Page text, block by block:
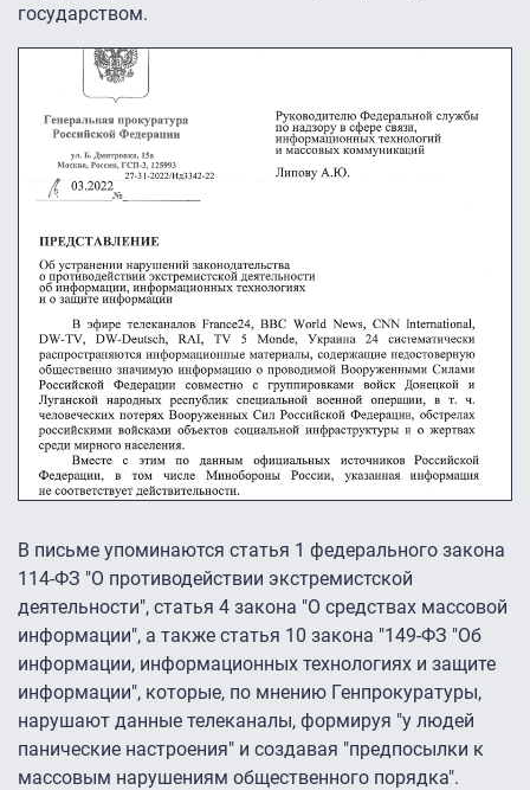
государством.
В письме упоминаются статья 1 федерального закона
114-ФЗ "О противодействии экстремистской
деятельности", статья 4 закона "О средствах массовой
информации", а также статья 10 закона "149-ФЗ "Об
информации, информационных технологиях и защите
информации", которые, по мнению Генпрокуратуры,
нарушают данные телеканалы, формируя "у людей
панические настроения" и создавая "предпосылки к
массовым нарушениям общественного порядка".